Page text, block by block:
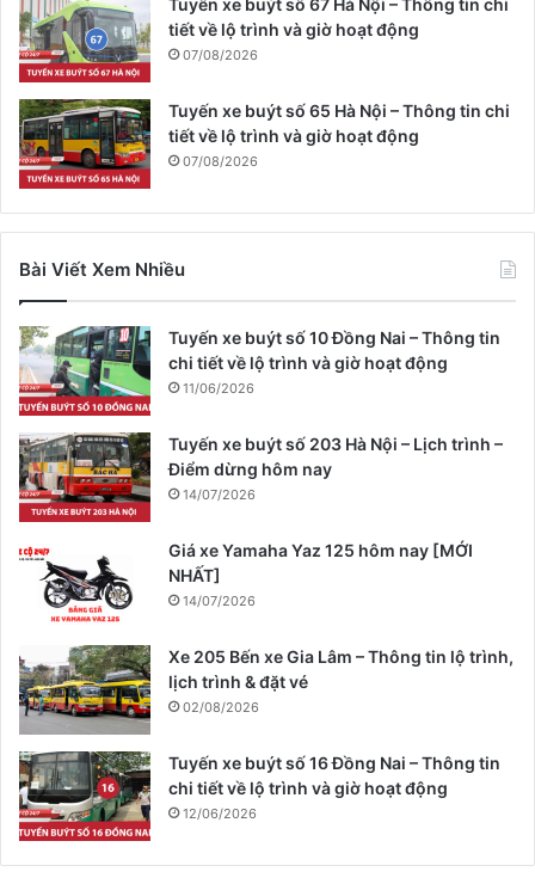
Tuyến xe buýt số 67 Hà Nội – Thông tin chi
tiết về lộ trình và giờ hoạt động
07/08/2026
Tuyến xe buýt số 65 Hà Nội – Thông tin chi
tiết về lộ trình và giờ hoạt động
07/08/2026
Bài Viết Xem Nhiều
Tuyến xe buýt số 10 Đồng Nai – Thông tin
chi tiết về lộ trình và giờ hoạt động
11/06/2026
Tuyến xe buýt số 203 Hà Nội – Lịch trình –
Điểm dừng hôm nay
14/07/2026
Giá xe Yamaha Yaz 125 hôm nay [MỚI
NHẤT]
14/07/2026
Xe 205 Bến xe Gia Lâm – Thông tin lộ trình,
lịch trình & đặt vé
02/08/2026
Tuyến xe buýt số 16 Đồng Nai – Thông tin
chi tiết về lộ trình và giờ hoạt động
12/06/2026